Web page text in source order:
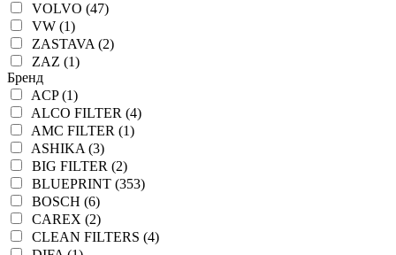
VOLVO (47)
VW (1)
ZASTAVA (2)
ZAZ (1)
Бренд
ACP (1)
ALCO FILTER (4)
AMC FILTER (1)
ASHIKA (3)
BIG FILTER (2)
BLUEPRINT (353)
BOSCH (6)
CAREX (2)
CLEAN FILTERS (4)